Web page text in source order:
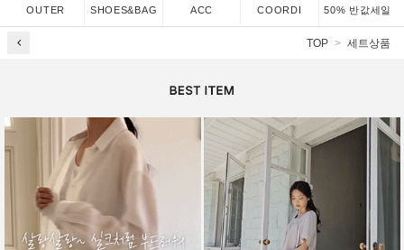
OUTER SHOES&BAG ACC COORDI 50% 반값세일
TOP 세트상품